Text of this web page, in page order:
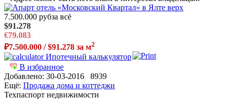
7.500.000 рубза всё
$91.278
€79.083
₽7.500.000 / $91.278 за м2
Ипотечный калькулятор
В избранное
Добавлено: 30-03-2016 8939
Ещё: Продажа дома и коттеджи
Техпаспорт недвижимости